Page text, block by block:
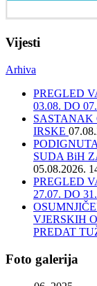
Vijesti
Arhiva
PREGLED
03.08. DO
SASTANAK
IRSKE
SUDA BiH
05.08.2026.
PREGLED
27.07. DO
VJERSKIH
PREDAT
Foto galerija